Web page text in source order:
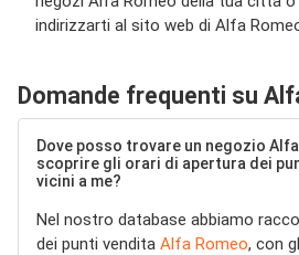
indirizzarti al sito web di Alfa
Domande frequenti su
Dove posso trovare un negozio
scoprire gli orari di apertura dei
vicini a me?
Nel nostro database abbiamo
dei punti vendita Alfa Romeo, con